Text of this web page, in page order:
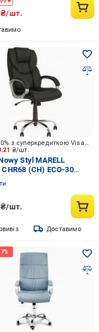
₴/шт.
₴/шт.
До -10% з суперкредиткою Visa Вигода
Styl MARELL
CHR68 (CH) ECO-30
₴/шт.
Доставимо